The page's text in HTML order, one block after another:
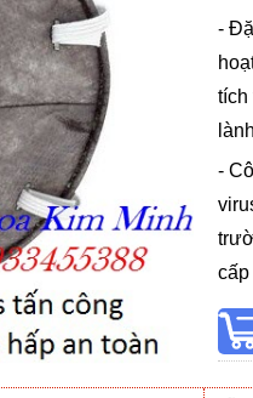
-
tích
-
cấp